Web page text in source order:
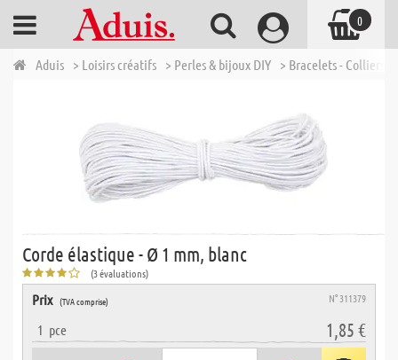
Aduis > Loisirs créatifs > Perles & bijoux DIY > Bracelets - Colliers -
Corde élastique - Ø 1 mm, blanc
(3 évaluations)
Prix (TVA comprise) N° 311379
1 pce 1,85 €
0